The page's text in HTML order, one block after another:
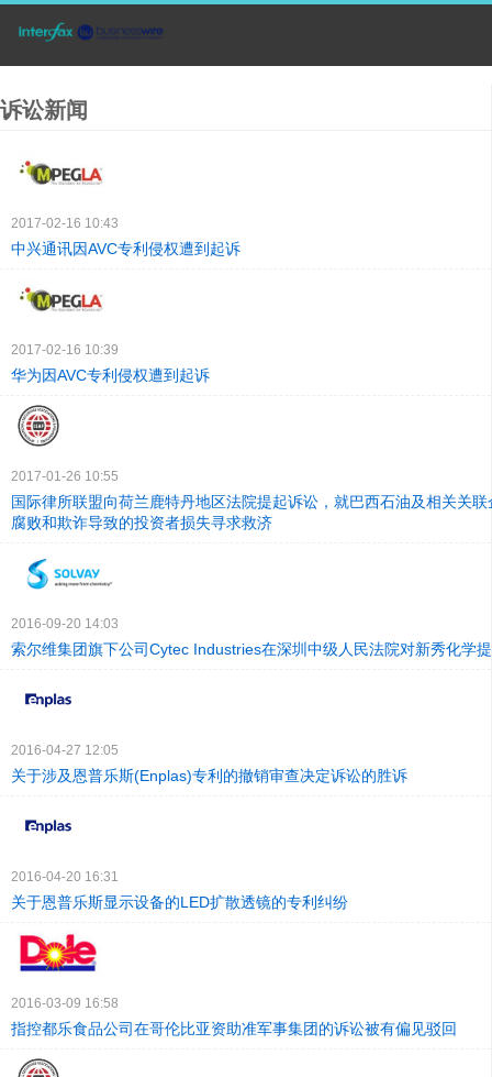
诉讼新闻
2017-02-16 10:43
中兴通讯因AVC专利侵权遭到起诉
2017-02-16 10:39
华为因AVC专利侵权遭到起诉
2017-01-26 10:55
国际律所联盟向荷兰鹿特丹地区法院提起诉讼，就巴西石油及相关关
腐败和欺诈导致的投资者损失寻求救济
2016-09-20 14:03
索尔维集团旗下公司Cytec Industries在深圳中级人民法院对新秀化学
2016-04-27 12:05
关于涉及恩普乐斯(Enplas)专利的撤销审查决定诉讼的胜诉
2016-04-20 16:31
关于恩普乐斯显示设备的LED扩散透镜的专利纠纷
2016-03-09 16:58
指控都乐食品公司在哥伦比亚资助准军事集团的诉讼被有偏见驳回